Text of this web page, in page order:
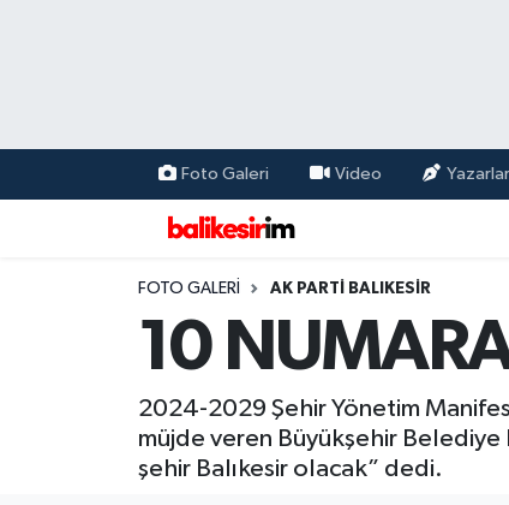
Foto Galeri Video Yazarlar
FOTO GALERI AK PARTİ BALIKESİR
10
2024-2029 Şehir Yönetim
müjde veren Büyükşehir Belediye
şehir Balıkesir olacak” dedi.